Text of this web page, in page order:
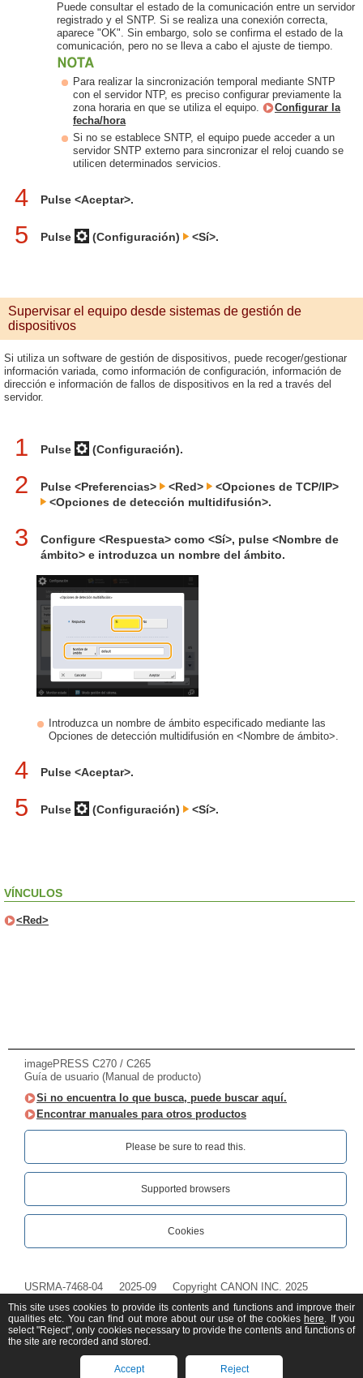
Puede consultar el estado de la comunicación entre un servidor
registrado y el SNTP. Si se realiza una conexión correcta,
aparece "OK". Sin embargo, solo se confirma el estado de la
comunicación, pero no se lleva a cabo el ajuste de tiempo.
Para realizar la sincronización temporal mediante SNTP
con el servidor NTP, es preciso configurar previamente la
zona horaria en que se utiliza el equipo.
Configurar la
fecha/hora
Si no se establece SNTP, el equipo puede acceder a un
servidor SNTP externo para sincronizar el reloj cuando se
utilicen determinados servicios.
4 Pulse <Aceptar>.
5 Pulse (Configuración) <Sí>.
Supervisar el equipo desde sistemas de gestión de
dispositivos
Si utiliza un software de gestión de dispositivos, puede recoger/gestionar
información variada, como información de configuración, información de
dirección e información de fallos de dispositivos en la red a través del
servidor.
1 Pulse (Configuración).
2 Pulse <Preferencias> <Red>
<Opciones de TCP/IP>
<Opciones de detección multidifusión>.
3
Configure <Respuesta> como <Sí>, pulse <Nombre de
ámbito> e introduzca un nombre del ámbito.
Introduzca un nombre de ámbito especificado mediante las
Opciones de detección multidifusión en <Nombre de ámbito>.
4 Pulse <Aceptar>.
5 Pulse (Configuración) <Sí>.
VÍNCULOS
<Red>
imagePRESS C270 / C265
Guía de usuario (Manual de producto)
Si no encuentra lo que busca, puede buscar aquí.
Encontrar manuales para otros productos
Please be sure to read this.‎
Supported browsers
Cookies
USRMA-7468-04 2025-09 Copyright CANON INC. 2025
This site uses cookies to provide its contents and functions and improve their
qualities etc. You can find out more about our use of the cookies here. If you
select "Reject", only cookies necessary to provide the contents and functions of
the site are recorded and stored.
Accept Reject